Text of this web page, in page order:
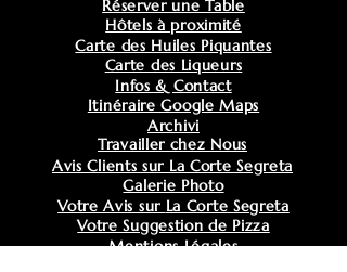
Réserver une Table
Hôtels à proximité
Carte des Huiles Piquantes
Carte des Liqueurs
Infos & Contact
Itinéraire Google Maps
Archivi
Travailler chez Nous
Avis Clients sur La Corte Segreta
Galerie Photo
Votre Avis sur La Corte Segreta
Votre Suggestion de Pizza
Mentions Légales